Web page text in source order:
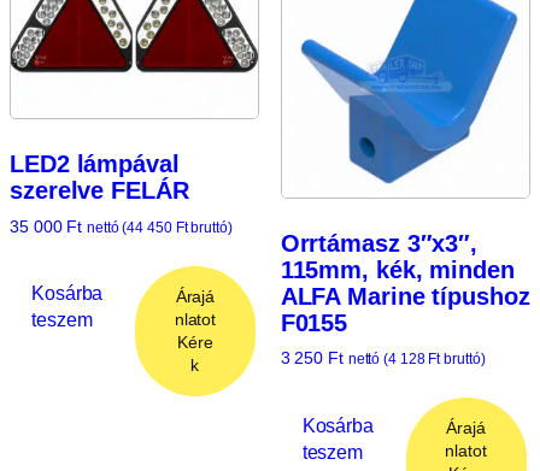
LED2 lámpával
szerelve FELÁR
35 000 Ft nettó (44 450 Ftbruttó)
Kosárba
teszem
Árajá
nlatot
Kére
k
Orrtámasz 3″x3″,
115mm, kék, minden
ALFA Marine típushoz
F0155
3 250 Ft nettó (4 128 Ftbruttó)
Kosárba
teszem
Árajá
nlatot